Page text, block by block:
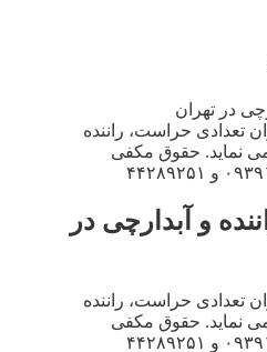
در تهران
تعدادی حراست، راننده
نماید. حقوق مکفی
و آبدارچی در
تعدادی حراست، راننده
نماید. حقوق مکفی